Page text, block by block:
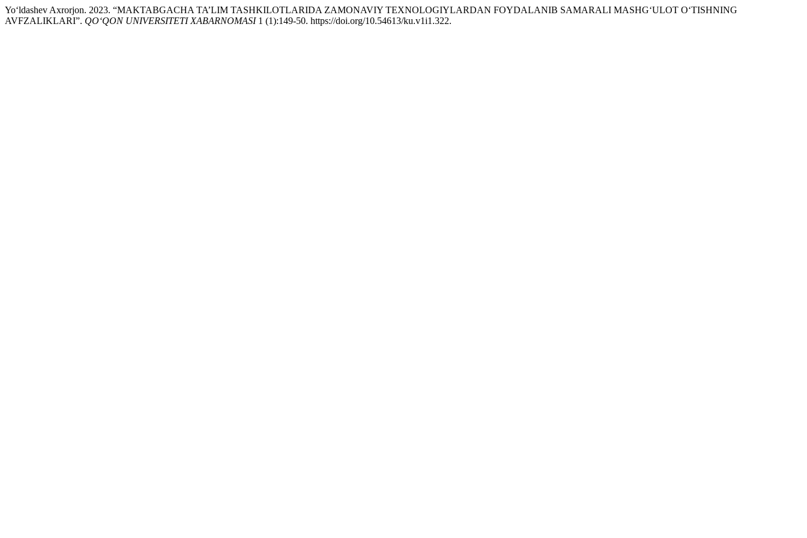
Yo‘ldashev Axrorjon. 2023. “MAKTABGACHA TA’LIM TASHKILOTLARIDA ZAMONAVIY TEXNOLOGIYLARDAN FOYDALANIB SAMARALI MASHG‘ULOT O‘TISHNING
AVFZALIKLARI”. QO‘QON UNIVERSITETI XABARNOMASI1 (1):149-50. https://doi.org/10.54613/ku.v1i1.322.